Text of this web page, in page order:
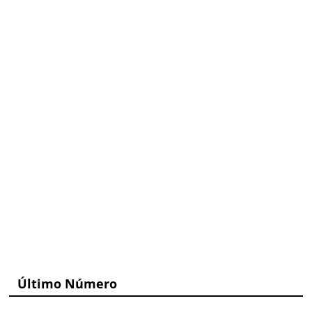
Último Número